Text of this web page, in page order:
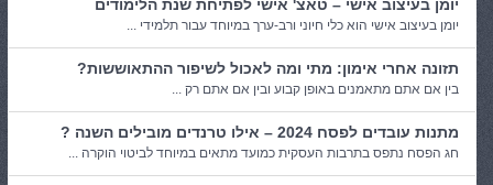
יומן בעיצוב אישי – טאצ' אישי לפתיחת שנת הלימודים
יומן בעיצוב אישי הוא כלי חיוני ורב-ערך במיוחד עבור תלמידי ...
תזונה אחרי אימון: מתי ומה לאכול לשיפור ההתאוששות?
בין אם אתם מתאמנים באופן קבוע ובין אם אתם רק ...
מתנות עובדים לפסח 2024 – אילו טרנדים מובילים השנה ?
חג הפסח נתפס בתרבות העסקית כמועד מתאים במיוחד לביטוי הוקרה ...